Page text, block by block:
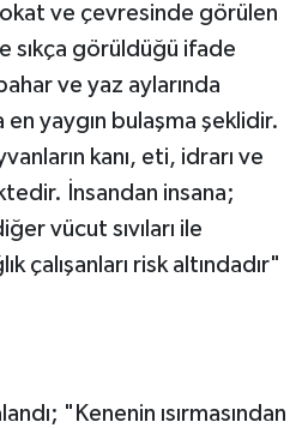
ve çevresinde görülen
sıkça görüldüğü ifade
ve yaz aylarında
en yaygın bulaşma şeklidir.
kanı, eti, idrarı ve
İnsandan insana;
vücut sıvıları ile
çalışanları risk altındadır"
"Kenenin ısırmasından